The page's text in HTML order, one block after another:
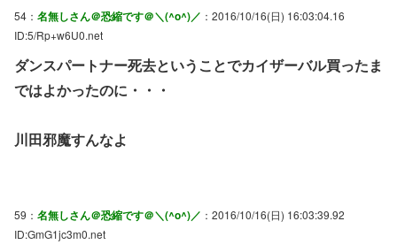
54： 名無しさん＠恐縮です＠＼(^o^)／ ：2016/10/16(日) 16:03:04.16
ID:5/Rp+w6U0.net
ダンスパートナー死去ということでカイザーバル買ったま
ではよかったのに・・・
川田邪魔すんなよ
59： 名無しさん＠恐縮です＠＼(^o^)／ ：2016/10/16(日) 16:03:39.92
ID:GmG1jc3m0.net